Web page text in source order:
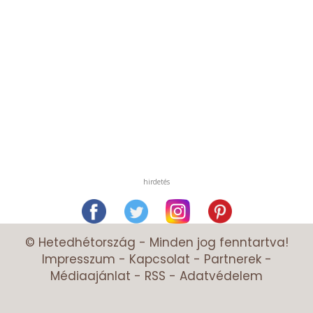
hirdetés
© Hetedhétország - Minden jog fenntartva!
Impresszum - Kapcsolat - Partnerek-
Médiaajánlat - RSS - Adatvédelem